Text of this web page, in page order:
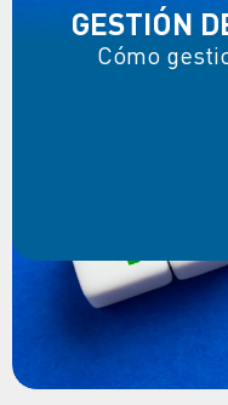
GESTIÓN
Cómo